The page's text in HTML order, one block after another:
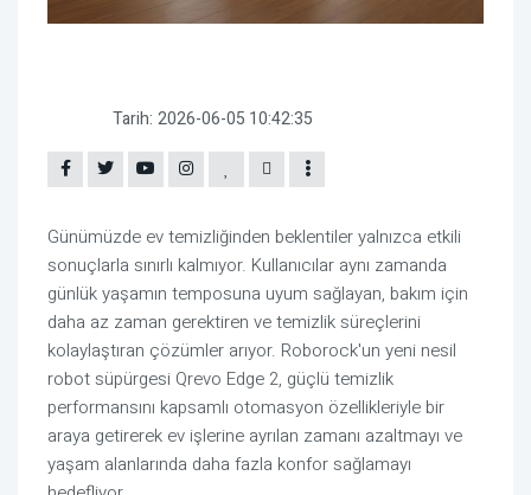
Tarih: 2026-06-05 10:42:35
Günümüzde ev temizliğinden beklentiler yalnızca etkili
sonuçlarla sınırlı kalmıyor. Kullanıcılar aynı zamanda
günlük yaşamın temposuna uyum sağlayan, bakım için
daha az zaman gerektiren ve temizlik süreçlerini
kolaylaştıran çözümler arıyor. Roborock'un yeni nesil
robot süpürgesi Qrevo Edge 2, güçlü temizlik
performansını kapsamlı otomasyon özellikleriyle bir
araya getirerek ev işlerine ayrılan zamanı azaltmayı ve
yaşam alanlarında daha fazla konfor sağlamayı